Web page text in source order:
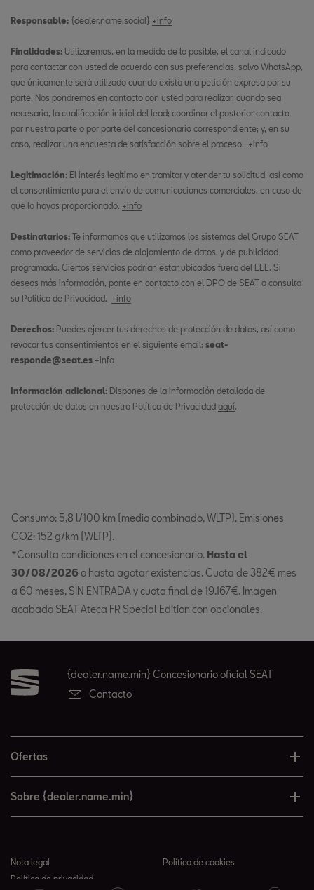
Responsable: {dealer.name.social} +info
Finalidades: Utilizaremos, en la medida de lo posible, el canal indicado
para contactar con usted de acuerdo con sus preferencias, salvo WhatsApp,
que únicamente será utilizado cuando exista una petición expresa por su
parte. Nos pondremos en contacto con usted para realizar, cuando sea
necesario, la cualificación inicial del lead; coordinar el posterior contacto
por nuestra parte o por parte del concesionario correspondiente; y, en su
caso, realizar una encuesta de satisfacción sobre el proceso. +info
Legitimación: El interés legítimo en tramitar y atender tu solicitud, así como
el consentimiento para el envío de comunicaciones comerciales, en caso de
que lo hayas proporcionado. +info
Destinatarios: Te informamos que utilizamos los sistemas del Grupo SEAT
como proveedor de servicios de alojamiento de datos, y de publicidad
programada. Ciertos servicios podrían estar ubicados fuera del EEE. Si
deseas más información, ponte en contacto con el DPO de SEAT o consulta
su Política de Privacidad. +info
Derechos: Puedes ejercer tus derechos de protección de datos, así como
revocar tus consentimientos en el siguiente email: seat-
responde@seat.es +info
Información adicional: Dispones de la información detallada de
protección de datos en nuestra Política de Privacidad aquí.
Consumo: 5,8 l/100 km (medio combinado, WLTP). Emisiones
CO2: 152 g/km (WLTP).
*Consulta condiciones en el concesionario. Hasta el
30/08/2026 o hasta agotar existencias. Cuota de 382€ mes
a 60 meses, SIN ENTRADA y cuota final de 19.167€. Imagen
acabado SEAT Ateca FR Special Edition con opcionales.
{dealer.name.min} Concesionario oficial SEAT
Contacto
Ofertas
Sobre {dealer.name.min}
Nota legal
Política de cookies
Política de privacidad